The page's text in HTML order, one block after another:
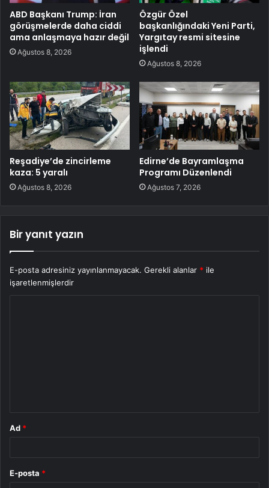
ABD Başkanı Trump: İran
görüşmelerde daha ciddi
ama anlaşmaya hazır değil
Ağustos 8, 2026
Özgür Özel
başkanlığındaki Yeni Parti,
Yargıtay resmi sitesine
işlendi
Ağustos 8, 2026
Reşadiye’de zincirleme
kaza: 5 yaralı
Ağustos 8, 2026
Edirne’de Bayramlaşma
Programı Düzenlendi
Ağustos 7, 2026
Bir yanıt yazın
E-posta adresiniz yayınlanmayacak. Gerekli alanlar * ile
işaretlenmişlerdir
Ad *
E-posta *